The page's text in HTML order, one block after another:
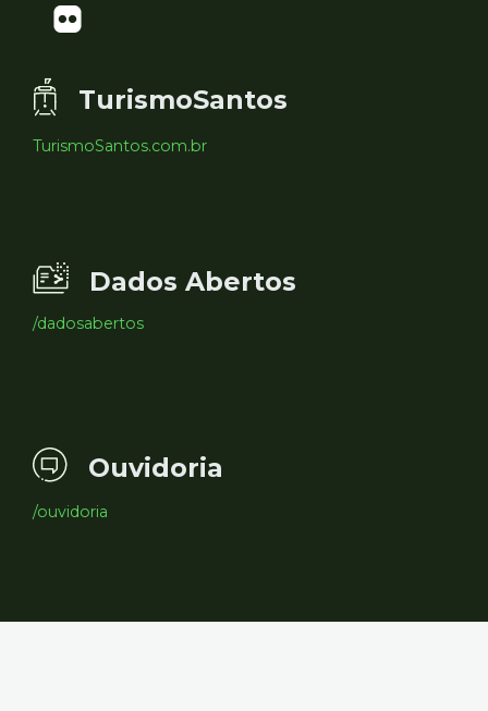
TurismoSantos
TurismoSantos.com.br
Dados Abertos
/dadosabertos
Ouvidoria
/ouvidoria